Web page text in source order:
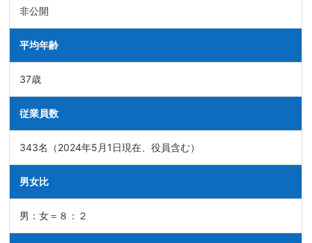
非公開
平均年齢
37歳
従業員数
343名（2024年5月1日現在、役員含む）
男女比
男：女＝８：２